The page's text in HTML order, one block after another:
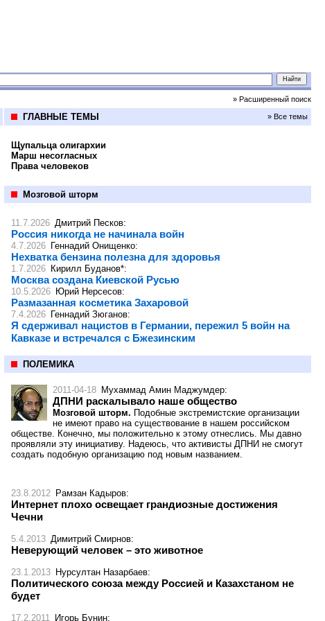
» Расширенный поиск
ГЛАВНЫЕ ТЕМЫ » Все темы
Щупальца олигархии
Марш несогласных
Права человеков
Мозговой шторм
11.7.2026 Дмитрий Песков:
Россия никогда не начинала войн
4.7.2026 Геннадий Онищенко:
Нехватка бензина полезна для здоровья
1.7.2026 Кирилл Буданов*:
Москва создана Киевской Русью
10.5.2026 Юрий Нерсесов:
Размазанная косметика Захаровой
7.4.2026 Геннадий Зюганов:
Я сдерживал нацистов в Германии, пережил 5 войн на
Кавказе и встречался с Бжезинским
ПОЛЕМИКА
2011-04-18 Мухаммад Амин Маджумдер:
ДПНИ раскалывало наше общество
Мозговой шторм. Подобные экстремистские организации
не имеют право на существование в нашем российском
обществе. Конечно, мы положительно к этому отнеслись. Мы давно
проявляли эту инициативу. Надеюсь, что активисты ДПНИ не смогут
создать подобную организацию под новым названием.
23.8.2012 Рамзан Кадыров:
Интернет плохо освещает грандиозные достижения
Чечни
5.4.2013 Димитрий Смирнов:
Неверующий человек – это животное
23.1.2013 Нурсултан Назарбаев:
Политического союза между Россией и Казахстаном не
будет
17.2.2011 Игорь Бунин: